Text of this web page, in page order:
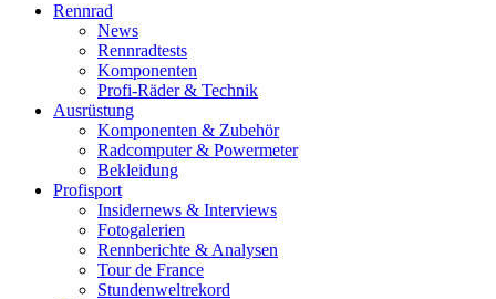
Rennrad
News
Rennradtests
Komponenten
Profi-Räder & Technik
Ausrüstung
Komponenten & Zubehör
Radcomputer & Powermeter
Bekleidung
Profisport
Insidernews & Interviews
Fotogalerien
Rennberichte & Analysen
Tour de France
Stundenweltrekord